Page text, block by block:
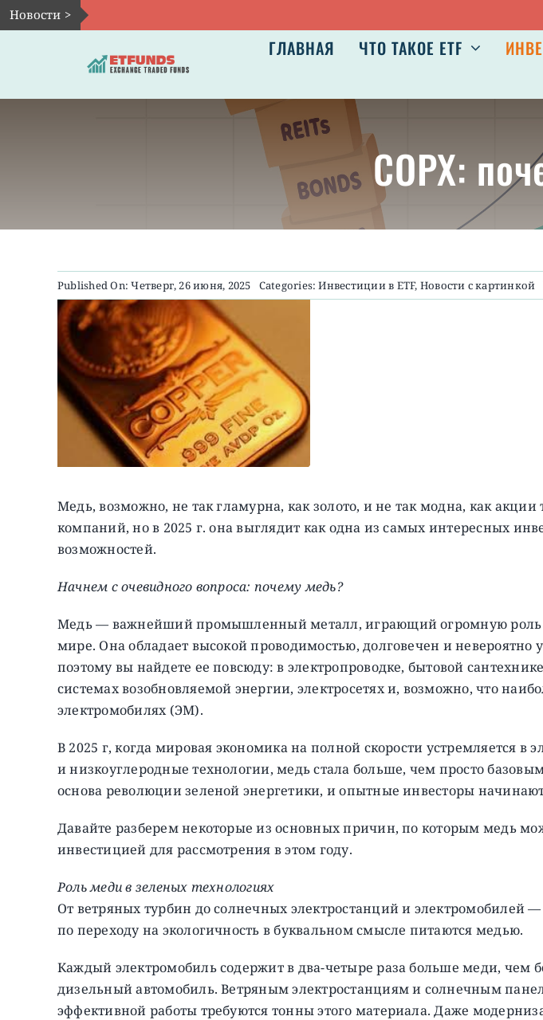
Skip
to
Новости >
ГЛАВНАЯ ЧТО ТАКОЕ ETF
COPX:
Published On: Четверг, 26 июня, 2025 Categories:Инвестиции в ETF, Новости с картинкой
Медь, возможно, не так гламурна, как золото, и не так модна, как акции
компаний, но в 2025 г. она выглядит как одна из самых интересных
возможностей.
Начнем с очевидного вопроса: почему медь?
Медь — важнейший промышленный металл, играющий огромную роль
мире. Она обладает высокой проводимостью, долговечен и невероятно
поэтому вы найдете ее повсюду: в электропроводке, бытовой
системах возобновляемой энергии, электросетях и, возможно, что
электромобилях (ЭМ).
В 2025 г, когда мировая экономика на полной скорости устремляется в
и низкоуглеродные технологии, медь стала больше, чем просто
основа революции зеленой энергетики, и опытные инвесторы
Давайте разберем некоторые из основных причин, по которым медь
инвестицией для рассмотрения в этом году.
Роль меди в зеленых технологиях
От ветряных турбин до солнечных электростанций и электромобилей
по переходу на экологичность в буквальном смысле питаются медью.
Каждый электромобиль содержит в два-четыре раза больше меди, чем
дизельный автомобиль. Ветряным электростанциям и солнечным
эффективной работы требуются тонны этого материала. Даже